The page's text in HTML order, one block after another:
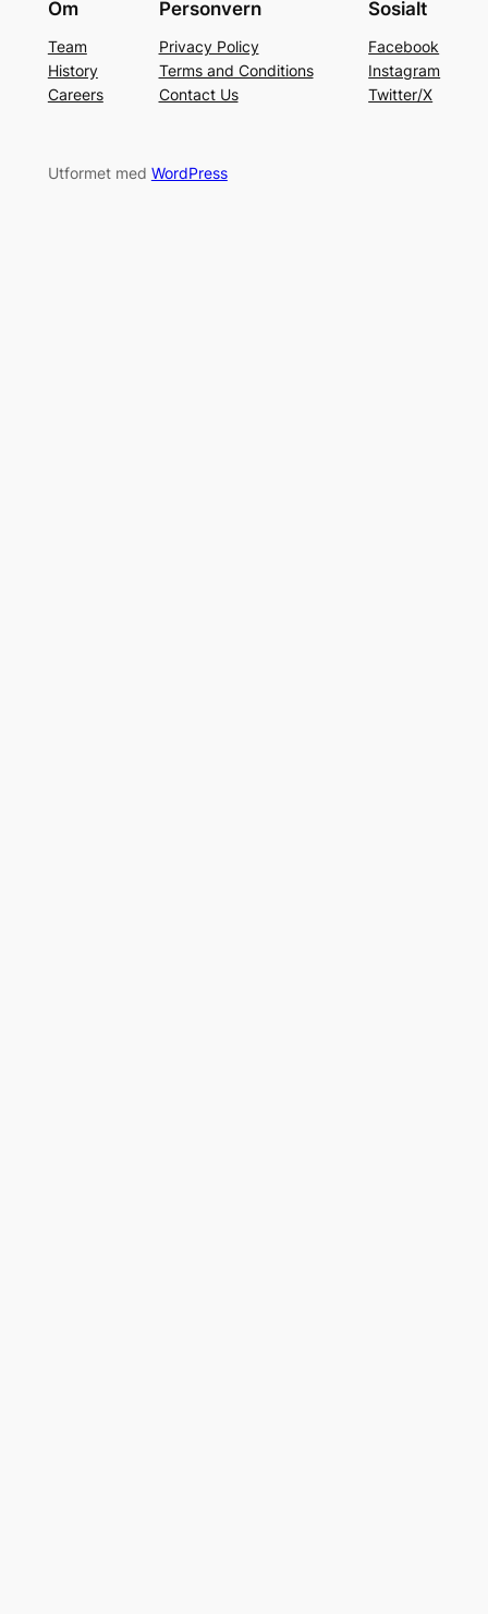
Om
Team
History
Careers
Personvern
Privacy Policy
Terms and Conditions
Contact Us
Sosialt
Facebook
Instagram
Twitter/X
Utformet med WordPress